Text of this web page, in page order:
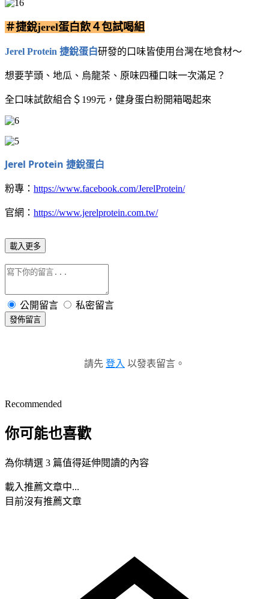
＃捷銳jerel蛋白飲４包試喝組
Jerel Protein 捷銳蛋白研發的口味皆使用台灣在地食材～
想要芋頭、地瓜、烏龍茶、原味四種口味一次滿足？
全口味試飲組合＄199元，健身蛋白粉開箱喝起來
Jerel Protein 捷銳蛋白
粉專： https://www.facebook.com/JerelProtein/
官網： https://www.jerelprotein.com.tw/
載入更多
公開留言 私密留言
發佈留言
請先 登入 以發表留言。
Recommended
你可能也喜歡
為你精選 3 篇值得延伸閱讀的內容
載入推薦文章中...
目前沒有推薦文章